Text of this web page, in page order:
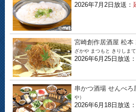
2026年7月2日放送：
宮崎創作居酒屋 松本
ざかや まつもと きりしまて
2026年6月25日放送
串かつ酒場 せんべろ
や）
2026年6月18日放送